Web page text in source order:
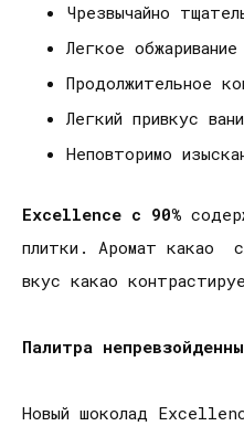
Чрезвычайно
Легкое
Продолжительное
Легкий привкус
Неповторимо
Excellence с 90%
плитки. Аромат какао
вкус какао
Палитра
Новый шоколад